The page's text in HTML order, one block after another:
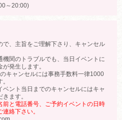
～20:00)
で、主旨をご理解下さり、キャンセル
機関のトラブルでも、当日イベントに
発生します。
キャンセルには事務手数料一律1000
ベント当日までのキャンセルにはキャ
ます。
と電話番号、ご予約イベントの日時
絡下さい。